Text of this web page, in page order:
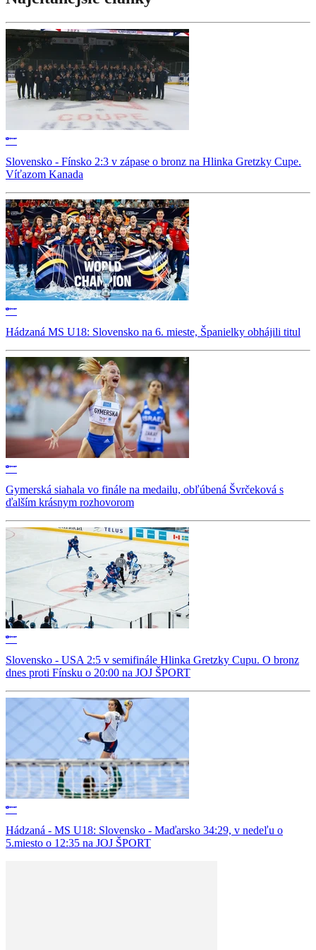
Slovensko - Fínsko 2:3 v zápase o bronz na Hlinka Gretzky Cupe.
Víťazom Kanada
Hádzaná MS U18: Slovensko na 6. mieste, Španielky obhájili titul
Gymerská siahala vo finále na medailu, obľúbená Švrčeková s
ďalším krásnym rozhovorom
Slovensko - USA 2:5 v semifinále Hlinka Gretzky Cupu. O bronz
dnes proti Fínsku o 20:00 na JOJ ŠPORT
Hádzaná - MS U18: Slovensko - Maďarsko 34:29, v nedeľu o
5.miesto o 12:35 na JOJ ŠPORT